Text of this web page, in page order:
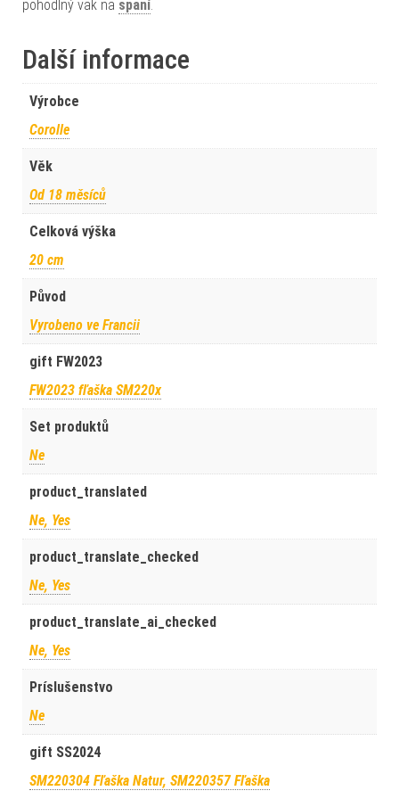
pohodlný vak na spaní.
Další informace
Výrobce
Corolle
Věk
Od 18 měsíců
Celková výška
20 cm
Původ
Vyrobeno ve Francii
gift FW2023
FW2023 fľaška SM220x
Set produktů
Ne
product_translated
Ne, Yes
product_translate_checked
Ne, Yes
product_translate_ai_checked
Ne, Yes
Príslušenstvo
Ne
gift SS2024
SM220304 Fľaška Natur, SM220357 Fľaška